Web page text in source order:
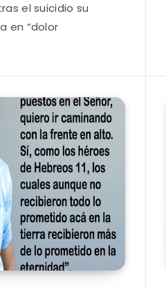
el suicidio su
en “dolor